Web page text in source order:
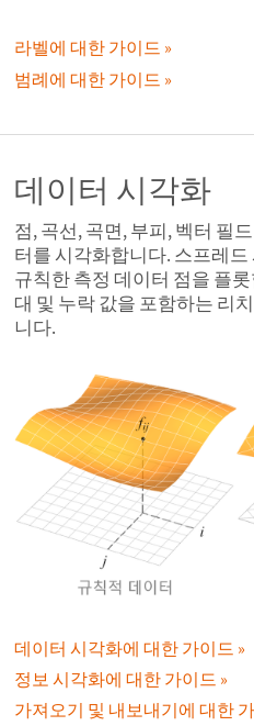
라벨에 대한 가이드
범례에 대한 가이드
데이터 시각화
점, 곡선, 곡면, 부피, 벡터 필
터를 시각화합니다. 스프레
규칙한 측정 데이터 점을 플
대 및 누락 값을 포함하는 리
니다.
데이터 시각화에 대한 가이드
정보 시각화에 대한 가이드
가져오기 및 내보내기에 대한